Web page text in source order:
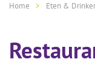
Home Eten &